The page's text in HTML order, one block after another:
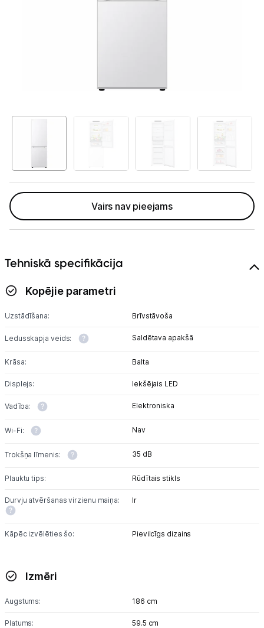
Telefoni, planšetdatori
Lielā tehnika
Ledusskapji
Vīna skapji
Trauku mazgājamās mašīnas
Veļas mašīnas
Sadzīves tehnikas aksesuāri
Plītis
Kafijas pagatavošana
Mazā virtuves tehnika
Apģērbu kopšana
Skaistumkopšana
Vairs nav pieejams
Tehniskā specifikācija
Kopējie parametri
Uzstādīšana: Brīvstāvoša
Ledusskapja veids: Saldētava apakšā
Krāsa: Balta
Displejs: Iekšējais LED
Vadība: Elektroniska
Wi-Fi: Nav
Trokšņa līmenis: 35 dB
Plauktu tips: Rūdītais stikls
Durvju atvēršanas virzienu maiņa: Ir
Kāpēc izvēlēties šo: Pievilcīgs dizains
Izmēri
Augstums: 186 cm
Platums: 59.5 cm